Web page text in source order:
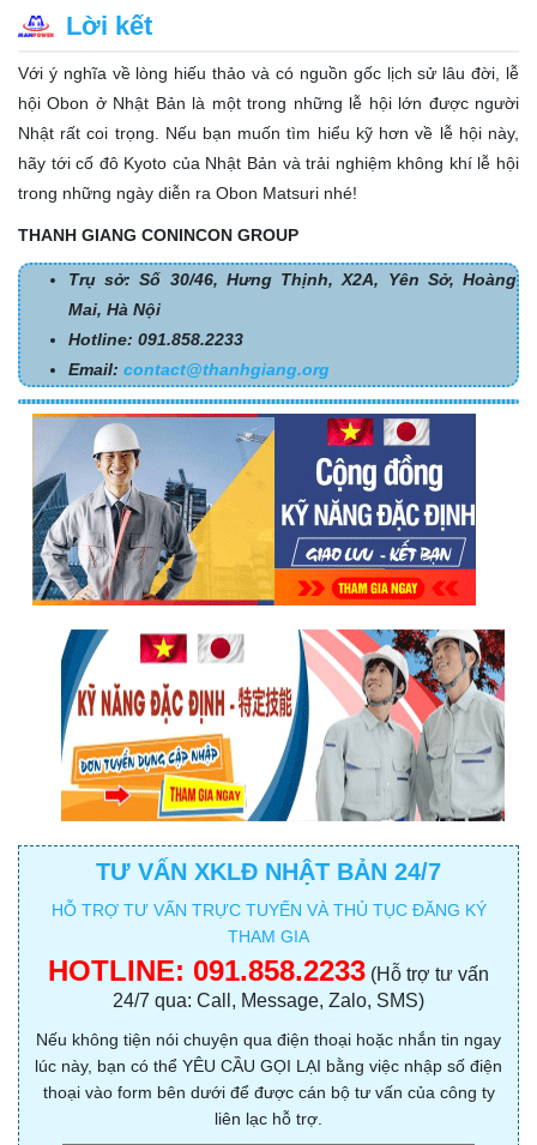
Lời kết
Với ý nghĩa về lòng hiếu thảo và có nguồn gốc lịch sử lâu đời, lễ
hội Obon ở Nhật Bản là một trong những lễ hội lớn được người
Nhật rất coi trọng. Nếu bạn muốn tìm hiểu kỹ hơn về lễ hội này,
hãy tới cố đô Kyoto của Nhật Bản và trải nghiệm không khí lễ hội
trong những ngày diễn ra Obon Matsuri nhé!
THANH GIANG CONINCON GROUP
Trụ sở: Số 30/46, Hưng Thịnh, X2A, Yên Sở, Hoàng
Mai, Hà Nội
Hotline: 091.858.2233
Email: contact@thanhgiang.org
TƯ VẤN XKLĐ NHẬT BẢN 24/7
HỖ TRỢ TƯ VẤN TRỰC TUYẾN VÀ THỦ TỤC ĐĂNG KÝ
THAM GIA
HOTLINE: 091.858.2233 (Hỗ trợ tư vấn
24/7 qua: Call, Message, Zalo, SMS)
Nếu không tiện nói chuyện qua điện thoại hoặc nhắn tin ngay
lúc này, bạn có thể YÊU CẦU GỌI LẠI bằng việc nhập số điện
thoại vào form bên dưới để được cán bộ tư vấn của công ty
liên lạc hỗ trợ.